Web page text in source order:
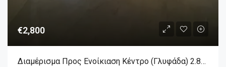
€2,800
Διαμέρισμα Προς Ενοίκιαση Kέντρο (Γλυφάδα) 2.800€ , 154 Τ.Μ.